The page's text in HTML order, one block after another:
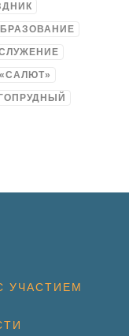
УЧАСТИЕМ